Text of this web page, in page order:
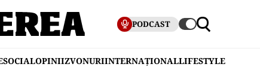
PODCAST
SOCIALOPINIIZVONURIINTERNAȚIONALLIFESTYLE